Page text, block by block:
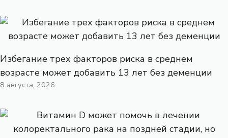
Избегание трех факторов риска в среднем
возрасте может добавить 13 лет без деменции
8 августа, 2026